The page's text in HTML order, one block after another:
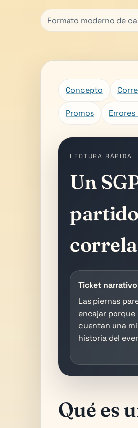
Formato moderno de
Concepto
Promos
LECTURA RÁPIDA
Un
Ticket narrativo
Las piernas
encajar porque
cuentan una
historia del
Qué es